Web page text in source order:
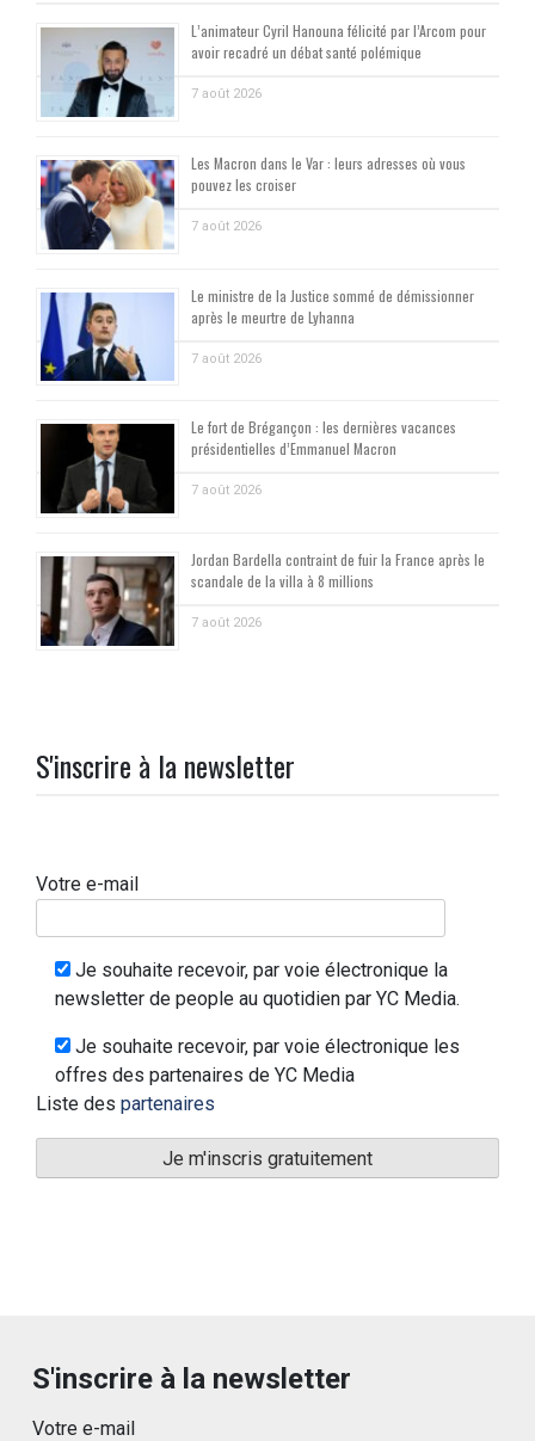
L’animateur Cyril Hanouna félicité par l’Arcom pour
avoir recadré un débat santé polémique
7 août 2026
Les Macron dans le Var : leurs adresses où vous
pouvez les croiser
7 août 2026
Le ministre de la Justice sommé de démissionner
après le meurtre de Lyhanna
7 août 2026
Le fort de Brégançon : les dernières vacances
présidentielles d’Emmanuel Macron
7 août 2026
Jordan Bardella contraint de fuir la France après le
scandale de la villa à 8 millions
7 août 2026
S'inscrire à la newsletter
Votre e-mail
Je souhaite recevoir, par voie électronique la
newsletter de people au quotidien par YC Media.
Je souhaite recevoir, par voie électronique les
offres des partenaires de YC Media
Liste des partenaires
S'inscrire à la newsletter
Votre e-mail